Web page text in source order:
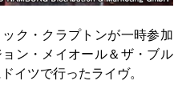
ク・クラプトンが一時参加
ン・メイオール＆ザ・ブル
イツで行ったライヴ。